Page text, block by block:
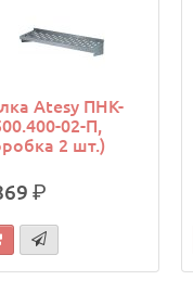
Atesy ПНК-
02-П,
2 шт.)
р.